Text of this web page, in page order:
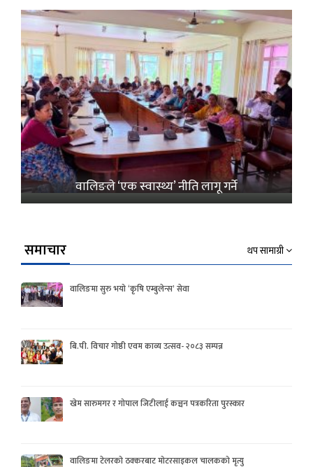
वालिङले ‘एक स्वास्थ्य’ नीति लागू गर्ने
समाचार थप सामाग्री
वालिङमा सुरु भयो ‘कृषि एम्बुलेन्स’ सेवा
बि.पी. विचार गोष्ठी एवम काव्य उत्सव- २०८३ सम्पन्न
खेम सारुमगर र गोपाल जिटीलाई कञ्चन पत्रकरिता पुरस्कार
वालिङमा टेलरको ठक्करबाट मोटरसाइकल चालकको मृत्यु